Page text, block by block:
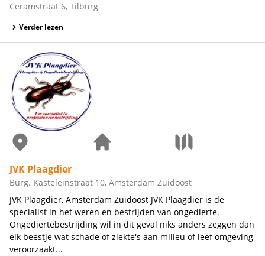
Ceramstraat 6, Tilburg
Verder lezen
JVK Plaagdier
Burg. Kasteleinstraat 10, Amsterdam Zuidoost
JVK Plaagdier, Amsterdam Zuidoost JVK Plaagdier is de
specialist in het weren en bestrijden van ongedierte.
Ongediertebestrijding wil in dit geval niks anders zeggen dan
elk beestje wat schade of ziekte's aan milieu of leef omgeving
veroorzaakt...